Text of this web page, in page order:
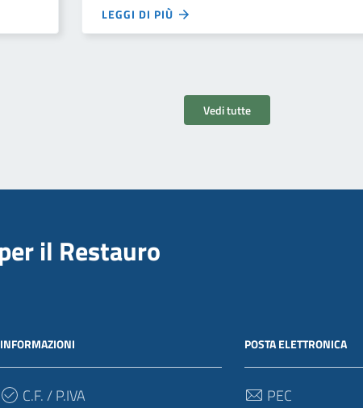
LEGGI DI PIÙ
Vedi tutte
il Restauro
INFORMAZIONI
C.F. / P.IVA
POSTA ELETTRONICA
PEC